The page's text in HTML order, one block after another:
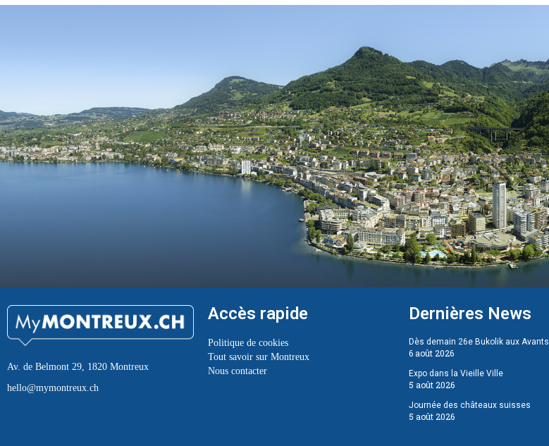
Av. de Belmont 29, 1820 Montreux
hello@mymontreux.ch
Accès rapide
Politique de cookies
Tout savoir sur Montreux
Nous contacter
Dernières News
Dès demain 26e Bukolik aux Avants
6 août 2026
Expo dans la Vieille Ville
5 août 2026
Journée des châteaux suisses
5 août 2026